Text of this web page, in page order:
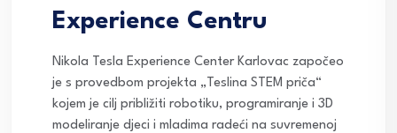
Experience Centru
Nikola Tesla Experience Center Karlovac započeo
je s provedbom projekta „Teslina STEM priča“
kojem je cilj približiti robotiku, programiranje i 3D
modeliranje djeci i mladima radeći na suvremenoj